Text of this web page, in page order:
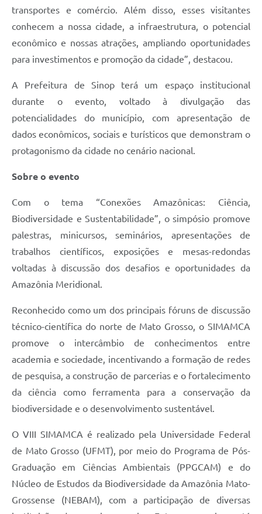
transportes e comércio. Além disso, esses visitantes
conhecem a nossa cidade, a infraestrutura, o potencial
econômico e nossas atrações, ampliando oportunidades
para investimentos e promoção da cidade”, destacou.
A Prefeitura de Sinop terá um espaço institucional
durante o evento, voltado à divulgação das
potencialidades do município, com apresentação de
dados econômicos, sociais e turísticos que demonstram o
protagonismo da cidade no cenário nacional.
Sobre o evento
Com o tema “Conexões Amazônicas: Ciência,
Biodiversidade e Sustentabilidade”, o simpósio promove
palestras, minicursos, seminários, apresentações de
trabalhos científicos, exposições e mesas-redondas
voltadas à discussão dos desafios e oportunidades da
Amazônia Meridional.
Reconhecido como um dos principais fóruns de discussão
técnico-científica do norte de Mato Grosso, o SIMAMCA
promove o intercâmbio de conhecimentos entre
academia e sociedade, incentivando a formação de redes
de pesquisa, a construção de parcerias e o fortalecimento
da ciência como ferramenta para a conservação da
biodiversidade e o desenvolvimento sustentável.
O VIII SIMAMCA é realizado pela Universidade Federal
de Mato Grosso (UFMT), por meio do Programa de Pós-
Graduação em Ciências Ambientais (PPGCAM) e do
Núcleo de Estudos da Biodiversidade da Amazônia Mato-
Grossense (NEBAM), com a participação de diversas